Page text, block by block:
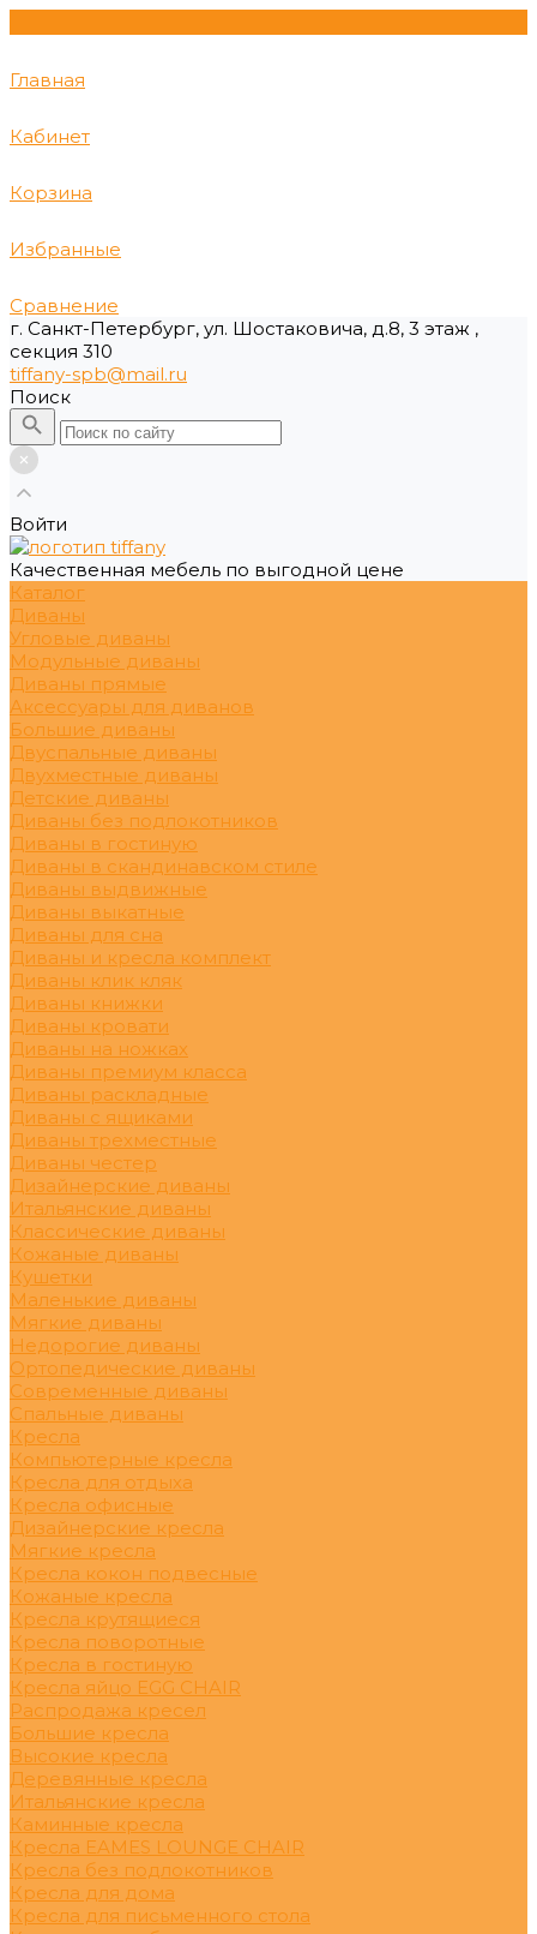
Главная
Кабинет
Корзина
Избранные
Сравнение
г. Санкт-Петербург, ул. Шостаковича, д.8, 3 этаж ,
секция 310
tiffany-spb@mail.ru
Поиск
Войти
Качественная мебель по выгодной цене
Каталог
Диваны
Угловые диваны
Модульные диваны
Диваны прямые
Аксессуары для диванов
Большие диваны
Двуспальные диваны
Двухместные диваны
Детские диваны
Диваны без подлокотников
Диваны в гостиную
Диваны в скандинавском стиле
Диваны выдвижные
Диваны выкатные
Диваны для сна
Диваны и кресла комплект
Диваны клик кляк
Диваны книжки
Диваны кровати
Диваны на ножках
Диваны премиум класса
Диваны раскладные
Диваны с ящиками
Диваны трехместные
Диваны честер
Дизайнерские диваны
Итальянские диваны
Классические диваны
Кожаные диваны
Кушетки
Маленькие диваны
Мягкие диваны
Недорогие диваны
Ортопедические диваны
Современные диваны
Спальные диваны
Кресла
Компьютерные кресла
Кресла для отдыха
Кресла офисные
Дизайнерские кресла
Мягкие кресла
Кресла кокон подвесные
Кожаные кресла
Кресла крутящиеся
Кресла поворотные
Кресла в гостиную
Кресла яйцо EGG CHAIR
Распродажа кресел
Большие кресла
Высокие кресла
Деревянные кресла
Итальянские кресла
Каминные кресла
Кресла EAMES LOUNGE CHAIR
Кресла без подлокотников
Кресла для дома
Кресла для письменного стола